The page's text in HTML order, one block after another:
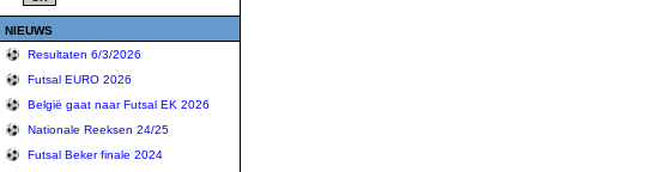
NIEUWS
Resultaten 6/3/2026
Futsal EURO 2026
België gaat naar Futsal EK 2026
Nationale Reeksen 24/25
Futsal Beker finale 2024